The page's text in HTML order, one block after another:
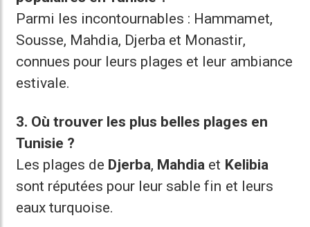
Parmi les incontournables : Hammamet,
Sousse, Mahdia, Djerba et Monastir,
connues pour leurs plages et leur ambiance
estivale.
3. Où trouver les plus belles plages en
Tunisie ?
Les plages de Djerba, Mahdia et Kelibia
sont réputées pour leur sable fin et leurs
eaux turquoise.